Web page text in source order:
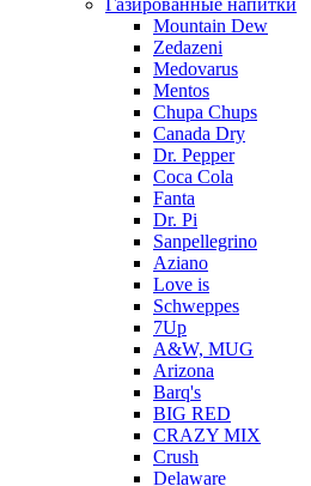
Газированные напитки
Mountain Dew
Zedazeni
Medovarus
Mentos
Chupa Chups
Canada Dry
Dr. Pepper
Coca Cola
Fanta
Dr. Pi
Sanpellegrino
Aziano
Love is
Schweppes
7Up
A&W, MUG
Arizona
Barq's
BIG RED
CRAZY MIX
Crush
Delaware